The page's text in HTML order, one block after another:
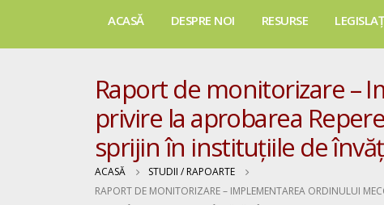
ACASĂ DESPRE NOI RESURSE
Raport de monitorizare –
privire la aprobarea
sprijin în instituțiile de
ACASĂ
STUDII / RAPOARTE
RAPORT DE MONITORIZARE – IMPLEMENTAREA ORDINULUI